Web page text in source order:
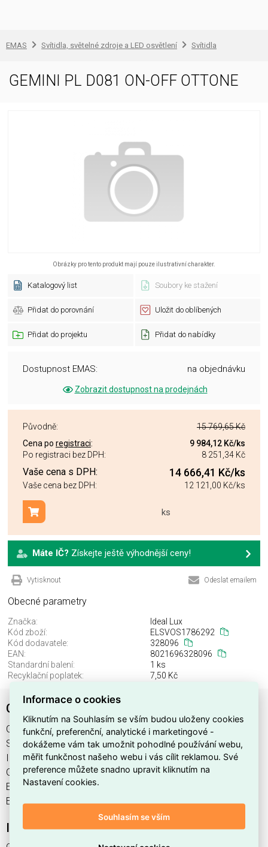
EMAS Svítidla, světelné zdroje a LED osvětlení Svítidla
GEMINI PL D081 ON-OFF OTTONE
Obrázky pro tento produkt mají pouze ilustrativní charakter.
Katalogový list Soubory ke stažení
Přidat do porovnání Uložit do oblíbených
Přidat do projektu Přidat do nabídky
Dostupnost EMAS: na objednávku
Zobrazit dostupnost na prodejnách
Původně:
15 769,65 Kč
Cena po registraci: 9 984,12 Kč/ks
Po registraci bez DPH:
8 251,34 Kč
Vaše cena s DPH: 14 666,41 Kč/ks
Vaše cena bez DPH: 12 121,00 Kč/ks
ks
Přidat do košíku
Máte IČ? Získejte ještě výhodnější ceny!
Vytisknout Odeslat emailem
Obecné parametry
Značka:
Ideal Lux
Kód zboží:
ELSVOS1786292
Kód dodavatele:
328096
EAN:
8021696328096
Standardní balení:
1 ks
Recyklační poplatek:
7,50 Kč
GEMINI PL D081 ON-OFF OTTONE
GEMINI PL D081 ON-OFF OTTONE najdete v kategoriích
Svítidla, Svítidla, světelné zdroje a LED osvětlení, výrobce
Ideal Lux, EAN 8021696328096, kód dodavatele 328096.
GEMINI PL D081 ON-OFF OTTONE nabízíme od 1 ks. Kód
EMAS GEMINI PL D081 ON-OFF OTTONE je
ELSVOS1786292.
Interní název produktu
Informace o cookies
Kliknutím na Souhlasím se vším budou uloženy cookies
funkční, preferenční, analytické i marketingové -
dokážeme vám tak umožnit pohodlné používání webu,
měřit funkčnost našeho webu i vás cílit reklamou. Své
preference můžete snadno upravit kliknutím na
Nastavení cookies.
Souhlasím se vším